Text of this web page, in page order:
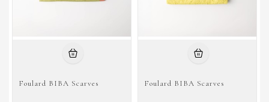
Foulard BIBA Scarves Foulard BIBA Scarves